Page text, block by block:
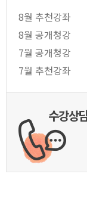
8월 추천강좌
8월 공개청강
7월 공개청강
7월 추천강좌
수강상